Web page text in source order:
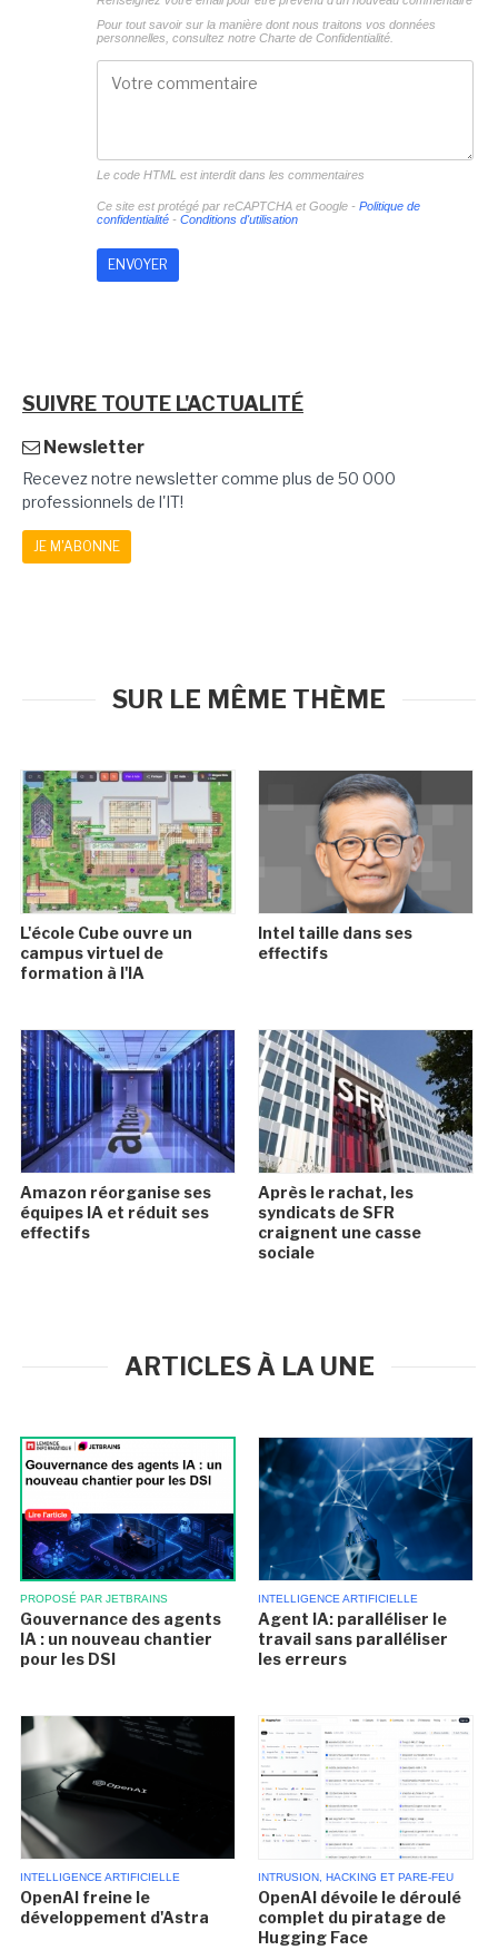
Pour tout savoir sur la manière dont nous traitons vos données
personnelles, consultez notre Charte de Confidentialité.
Le code HTML est interdit dans les commentaires
Ce site est protégé par reCAPTCHA et Google - Politique de
confidentialité- Conditions d'utilisation
SUIVRE TOUTE L'ACTUALITÉ
Newsletter
Recevez notre newsletter comme plus de 50 000
professionnels de l'IT!
JE M'ABONNE
SUR LE MÊME THÈME
L'école Cube ouvre un
campus virtuel de
formation à l'IA
Intel taille dans ses
effectifs
Amazon réorganise ses
équipes IA et réduit ses
effectifs
Après le rachat, les
syndicats de SFR
craignent une casse
sociale
ARTICLES À LA UNE
PROPOSÉ PAR JETBRAINS
Gouvernance des agents
IA : un nouveau chantier
pour les DSI
INTELLIGENCE ARTIFICIELLE
Agent IA: paralléliser le
travail sans paralléliser
les erreurs
INTELLIGENCE ARTIFICIELLE
OpenAI freine le
développement d'Astra
INTRUSION, HACKING ET PARE-FEU
OpenAI dévoile le déroulé
complet du piratage de
Hugging Face